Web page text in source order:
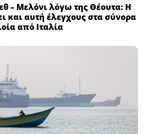
– Μελόνι λόγω της Θέουτα: Η
και αυτή έλεγχους στα σύνορα
από Ιταλία